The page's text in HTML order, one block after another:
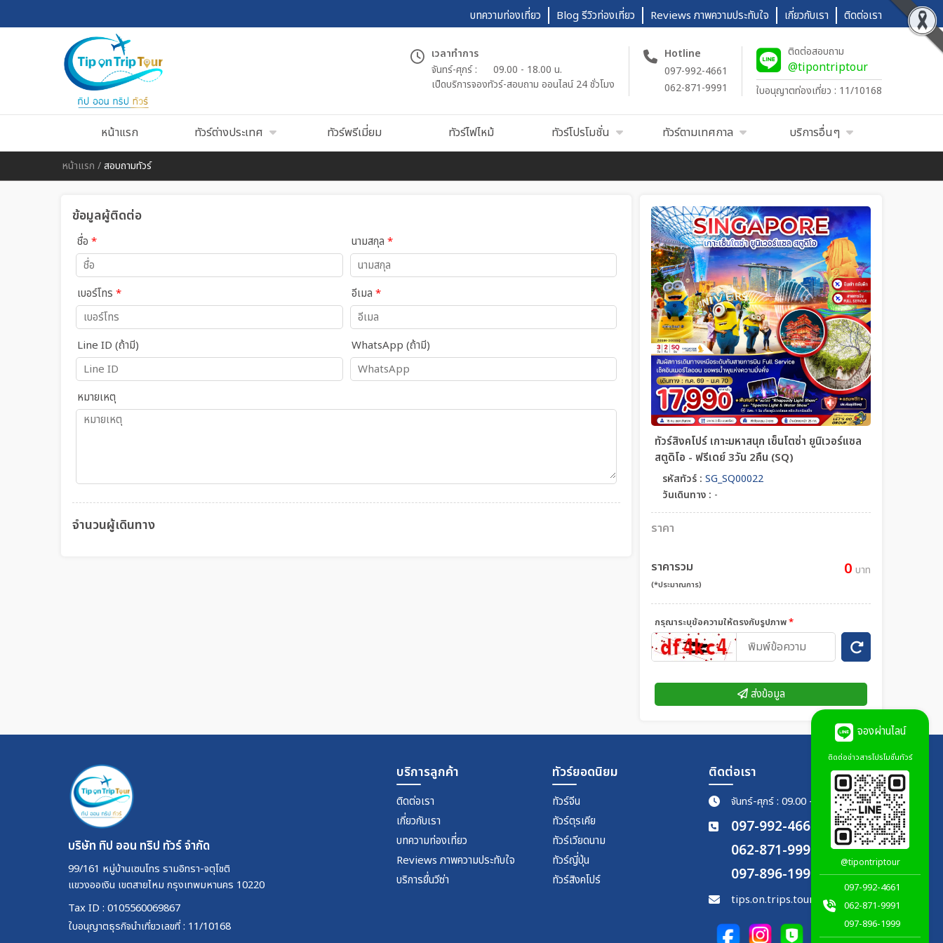
บทความท่องเที่ยว Blog รีวิวท่องเที่ยว Reviews ภาพความประทับใจ เกี่ยวกับเรา ติดต่อเรา
เวลาทำการ
จันทร์-ศุกร์ :
09.00 - 18.00 น.
เปืดบริการจองทัวร์-สอบถาม ออนไลน์ 24 ชั่วโมง
Hotline
097-992-4661
062-871-9991
ติดต่อสอบถาม
@tipontriptour
ใบอนุญาตท่องเที่ยว : 11/10168
หน้าแรก ทัวร์ต่างประเทศ ทัวร์พรีเมี่ยม ทัวร์ไฟไหม้ ทัวร์โปรโมชั่น ทัวร์ตามเทศกาล บริการอื่นๆ
หน้าแรก /สอบถามทัวร์
ข้อมูลผู้ติดต่อ
ชื่อ * นามสกุล *
เบอร์โทร * อีเมล *
Line ID (ถ้ามี) WhatsApp (ถ้ามี)
หมายเหตุ
จำนวนผู้เดินทาง
ทัวร์สิงคโปร์ เกาะมหาสนุก เซ็นโตซ่า ยูนิเวอร์แซล
สตูดิโอ - ฟรีเดย์ 3วัน 2คืน (SQ)
รหัสทัวร์ : SG_SQ00022
วันเดินทาง : -
ราคา
ราคารวม
(*ประมาณการ)
0 บาท
กรุณาระบุข้อความให้ตรงกับรูปภาพ*
ส่งข้อมูล
บริษัท ทิป ออน ทริป ทัวร์ จำกัด
99/161 หมู่บ้านเซนโทร รามอิทรา-จตุโชติ
แขวงออเงิน เขตสายไหม กรุงเทพมหานคร 10220
Tax ID : 0105560069867
ใบอนุญาตธุรกิจนำเที่ยวเลขที่ : 11/10168
บริการลูกค้า
ติดต่อเรา
เกี่ยวกับเรา
บทความท่องเที่ยว
Reviews ภาพความประทับใจ
บริการยื่นวีซ่า
ทัวร์ยอดนิยม
ทัวร์จีน
ทัวร์ตุรเคีย
ทัวร์เวียดนาม
ทัวร์ญี่ปุ่น
ทัวร์สิงคโปร์
ติดต่อเรา
จันทร์-ศุกร์ : 09.00 - 18.00 น.
097-992-4661
062-871-9991
097-896-1999
tips.on.trips.tour@gmail.com
จองผ่านไลน์
ติดต่อข่าวสารโปรโมชั่นทัวร์
@tipontriptour
097-992-4661
062-871-9991
097-896-1999